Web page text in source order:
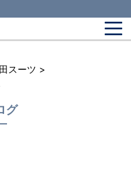
スーツ >
グ